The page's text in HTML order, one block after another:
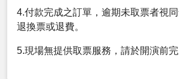
4.付款完成之訂單，逾期未取票者視
退換票或退費。
5.現場無提供取票服務，請於開演前完